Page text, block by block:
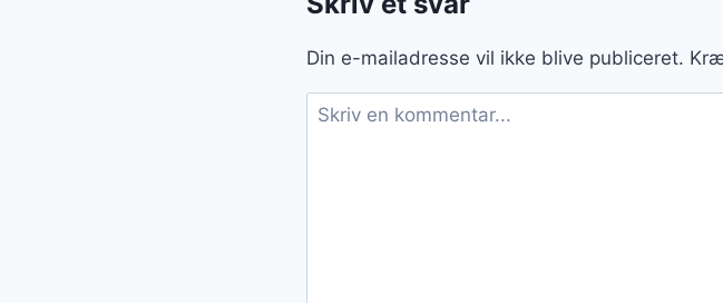
Din e-mailadresse vil ikke blive publiceret.